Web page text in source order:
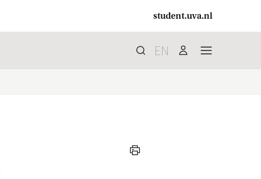
student.uva.nl
Zoeksearch
EN user menu
print